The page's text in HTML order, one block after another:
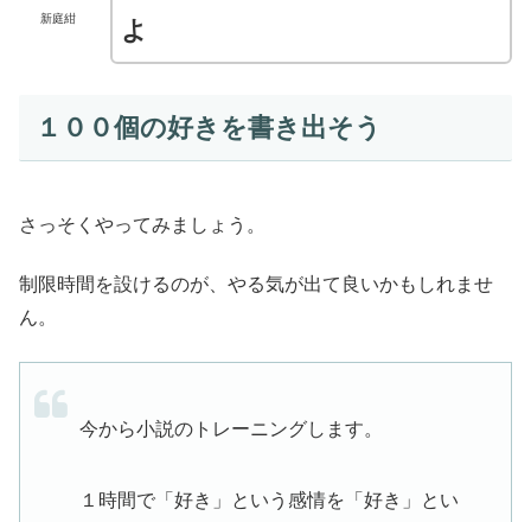
新庭紺
よ
１００個の好きを書き出そう
さっそくやってみましょう。
制限時間を設けるのが、やる気が出て良いかもしれませ
ん。
今から小説のトレーニングします。
１時間で「好き」という感情を「好き」とい